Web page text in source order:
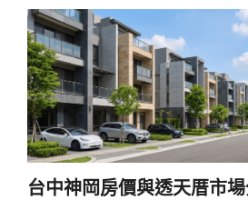
台中神岡房價與透天厝市